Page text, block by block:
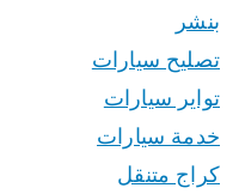
بنشر
تصليح سيارات
تواير سيارات
خدمة سيارات
كراج متنقل